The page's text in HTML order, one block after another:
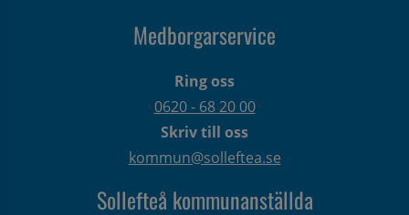
Medborgarservice
Ring oss
0620 - 68 20 00
Skriv till oss
kommun@solleftea.se
Sollefteå kommunanställda